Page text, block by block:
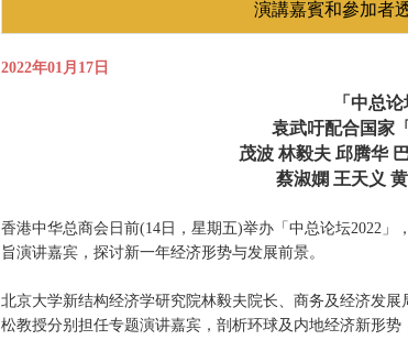
演講嘉賓和參加者
2022年01月17日
「中总
袁武吁配合国家
茂波 林毅夫 邱腾华
蔡淑嫻 王天义
香港中华总商会日前(14日，星期五)举办「中总论坛2022
旨演讲嘉宾，探讨新一年经济形势与发展前景。
北京大学新结构经济学研究院林毅夫院长、商务及经济发
松教授分别担任专题演讲嘉宾，剖析环球及内地经济新形势